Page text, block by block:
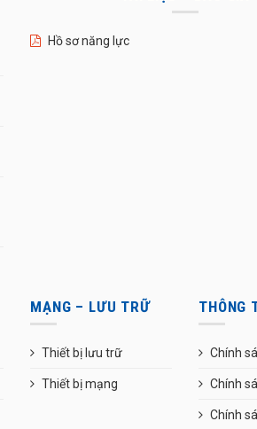
Hồ sơ năng lực
MẠNG – LƯU TRỮ
Thiết bị lưu trữ
Thiết bị mạng
THÔNG
Chính
Chính
Chính